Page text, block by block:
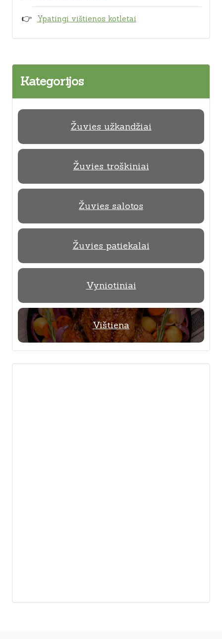
Ypatingi vištienos kotletai
Kategorijos
Žuvies užkandžiai
Žuvies troškiniai
Žuvies salotos
Žuvies patiekalai
Vyniotiniai
Vištiena